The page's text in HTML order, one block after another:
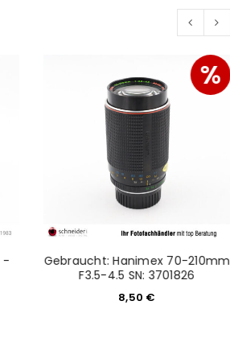
-
%
Gebraucht: Hanimex 70-210mm
F3.5-4.5 SN: 3701826
8,50 €